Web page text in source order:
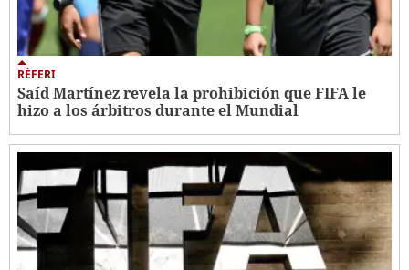
RÉFERI
Saíd Martínez revela la prohibición que FIFA le
hizo a los árbitros durante el Mundial